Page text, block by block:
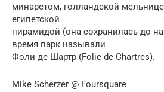
минаретом, голландской
египетской
пирамидой (она сохранилась до
время парк называли
Фоли де Шартр (Folie de Chartres).
Mike Scherzer @ Foursquare